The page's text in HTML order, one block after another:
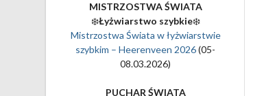
MISTRZOSTWA ŚWIATA
❄️Łyżwiarstwo szybkie❄️
Mistrzostwa Świata w łyżwiarstwie
szybkim – Heerenveen 2026(05-
08.03.2026)
PUCHAR ŚWIATA